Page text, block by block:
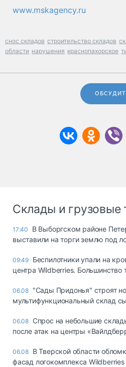
www.mskagency.ru
снос складов строительство складов
области нарушения краснопахорское
Склады и грузовые
17:40
В Выборгском районе
выставили на торги землю под
09:49 Беспилотники упали на
центра Wildberries. Большинство
06.08 "Сады Придонья" строят
мультифункциональный склад
06.08 Спрос на небольшие
после атак на центры
06.08 В Тверской области
фасад логокомплекса Wildberries